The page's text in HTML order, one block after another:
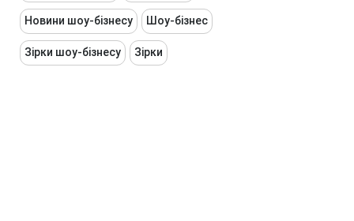
Новини шоу-бізнесу Шоу-бізнес
Зірки шоу-бізнесу Зірки